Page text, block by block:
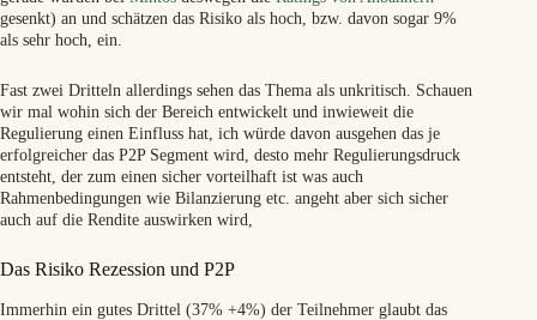
gesenkt) an und schätzen das Risiko als hoch, bzw. davon sogar 9%
als sehr hoch, ein.
Fast zwei Dritteln allerdings sehen das Thema als unkritisch. Schauen
wir mal wohin sich der Bereich entwickelt und inwieweit die
Regulierung einen Einfluss hat, ich würde davon ausgehen das je
erfolgreicher das P2P Segment wird, desto mehr Regulierungsdruck
entsteht, der zum einen sicher vorteilhaft ist was auch
Rahmenbedingungen wie Bilanzierung etc. angeht aber sich sicher
auch auf die Rendite auswirken wird,
Das Risiko Rezession und P2P
Immerhin ein gutes Drittel (37% +4%) der Teilnehmer glaubt das